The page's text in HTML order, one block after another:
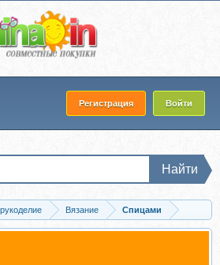
Регистрация Войти
Найти
Вязание
Спицами
(Галина Дударева)